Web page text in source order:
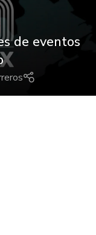
de eventos